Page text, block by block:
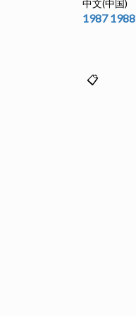
中文(中国)
1987 1988